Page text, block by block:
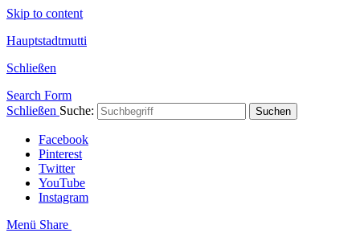
Skip to content
Hauptstadtmutti
Schließen
Search Form
Schließen Suche: Suchen
Facebook
Pinterest
Twitter
YouTube
Instagram
Menü Share